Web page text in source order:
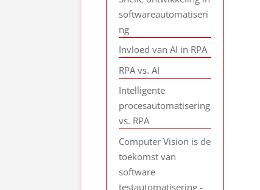
softwareautomatiseri
ng
Invloed van AI in RPA
RPA vs. AI
Intelligente
procesautomatisering
vs. RPA
Computer Vision is de
toekomst van
software
testautomatisering -